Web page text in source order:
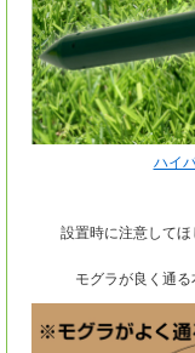
ハイ
設置時に注意してほ
モグラが良く通る